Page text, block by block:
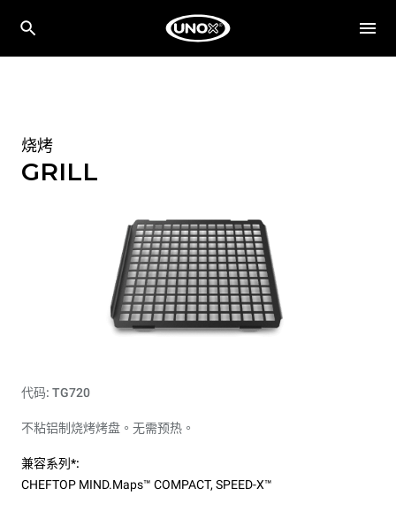
烧烤
GRILL
代码: TG720
不粘铝制烧烤烤盘。无需预热。
兼容系列*:
CHEFTOP MIND.Maps™ COMPACT, SPEED-X™